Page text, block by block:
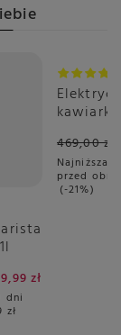
9,99 zł
dni
zł
1344 -
Station
469,00 zł
Najniższa
przed
-21%